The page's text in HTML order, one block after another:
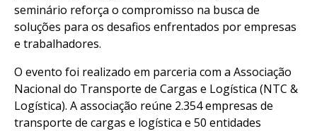
seminário reforça o compromisso na busca de
soluções para os desafios enfrentados por empresas
e trabalhadores.
O evento foi realizado em parceria com a Associação
Nacional do Transporte de Cargas e Logística (NTC &
Logística). A associação reúne 2.354 empresas de
transporte de cargas e logística e 50 entidades